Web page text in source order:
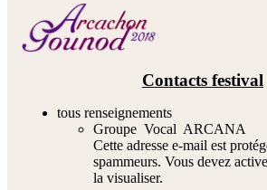
Contacts festival
tous renseignements
Groupe Vocal ARCANA
Cette adresse e-mail est
spammeurs. Vous devez
la visualiser.